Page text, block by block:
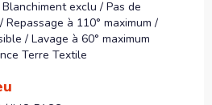
exclu / Pas de
à 110° maximum /
/ Lavage à 60° maximum
Terre Textile